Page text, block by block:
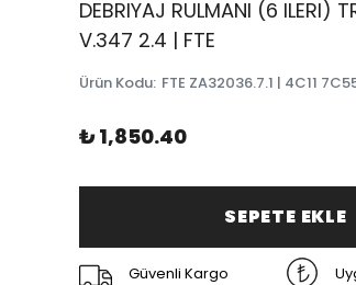
DEBRIYAJ RULMANI (6 ILERI)
V.347 2.4 | FTE
Ürün Kodu: FTE ZA32036.7.1 | 4C11
₺ 1,850.40
SEPETE EKLE
Güvenli Kargo